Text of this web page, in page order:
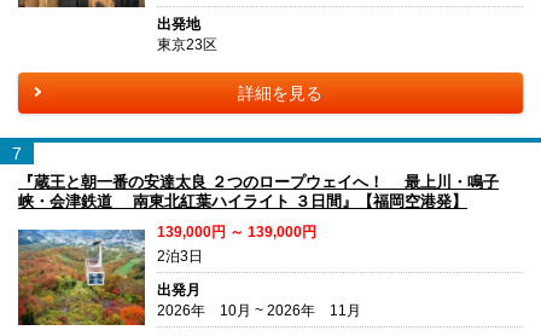
出発地
東京23区
詳細を見る
7
『蔵王と朝一番の安達太良 ２つのロープウェイへ！ 最上川・鳴子
峡・会津鉄道 南東北紅葉ハイライト ３日間』【福岡空港発】
139,000円 ～ 139,000円
2泊3日
出発月
2026年 10月 ~ 2026年 11月